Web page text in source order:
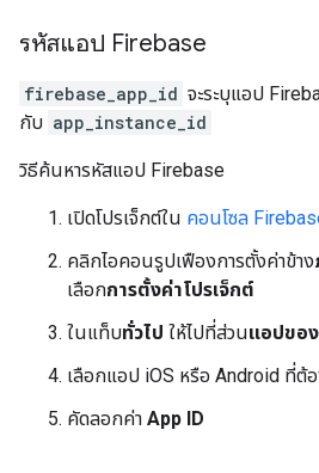
รหัสแอป Firebase
firebase_app_id จะระบุแอป
กับ app_instance_id
วิธีค้นหารหัสแอป Firebase
เปิดโปรเจ็กต์ใน คอนโซล
คลิกไอคอนรูปเฟืองการตั้งค่าข้าง
เลือกการตั้งค่าโปรเจ็กต์
ในแท็บทั่วไป ให้ไปที่ส่วนแอปขอ
เลือกแอป iOS หรือ Android ที่ต้
คัดลอกค่า App ID